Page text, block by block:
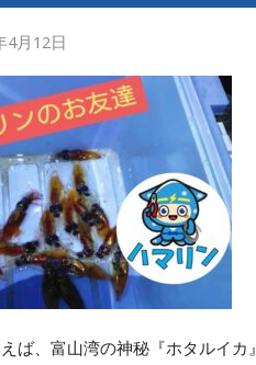
4月12日
ば、富山湾の神秘『ホタルイカ』